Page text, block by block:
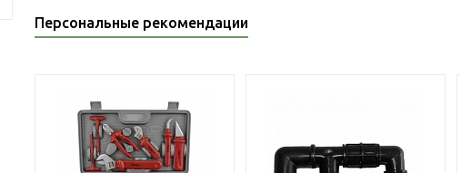
Персональные рекомендации